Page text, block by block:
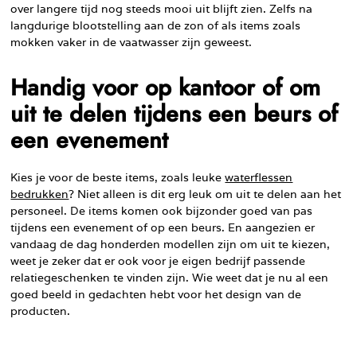
over langere tijd nog steeds mooi uit blijft zien. Zelfs na
langdurige blootstelling aan de zon of als items zoals
mokken vaker in de vaatwasser zijn geweest.
Handig voor op kantoor of om
uit te delen tijdens een beurs of
een evenement
Kies je voor de beste items, zoals leukewaterflessen
bedrukken? Niet alleen is dit erg leuk om uit te delen aan het
personeel. De items komen ook bijzonder goed van pas
tijdens een evenement of op een beurs. En aangezien er
vandaag de dag honderden modellen zijn om uit te kiezen,
weet je zeker dat er ook voor je eigen bedrijf passende
relatiegeschenken te vinden zijn. Wie weet dat je nu al een
goed beeld in gedachten hebt voor het design van de
producten.